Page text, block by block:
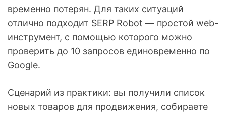
временно потерян. Для таких ситуаций
отлично подходит SERP Robot — простой web-
инструмент, с помощью которого можно
проверить до 10 запросов единовременно по
Google.
Сценарий из практики: вы получили список
новых товаров для продвижения, собираете